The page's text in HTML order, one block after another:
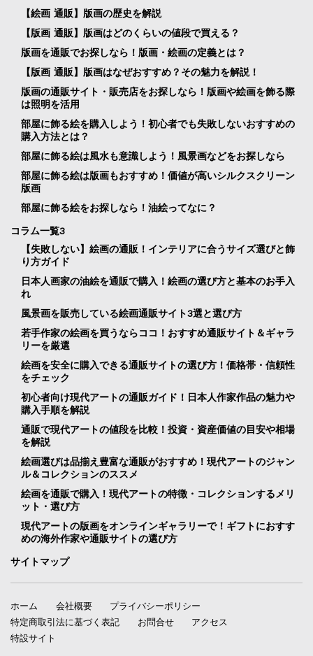
【絵画 通販】版画の歴史を解説
【版画 通販】版画はどのくらいの値段で買える？
版画を通販でお探しなら！版画・絵画の定義とは？
【版画 通販】版画はなぜおすすめ？その魅力を解説！
版画の通販サイト・販売店をお探しなら！版画や絵画を飾る際
は照明を活用
部屋に飾る絵を購入しよう！初心者でも失敗しないおすすめの
購入方法とは？
部屋に飾る絵は風水も意識しよう！風景画などをお探しなら
部屋に飾る絵は版画もおすすめ！価値が高いシルクスクリーン
版画
部屋に飾る絵をお探しなら！油絵ってなに？
コラム一覧3
【失敗しない】絵画の通販！インテリアに合うサイズ選びと飾
り方ガイド
日本人画家の油絵を通販で購入！絵画の選び方と基本のお手入
れ
風景画を販売している絵画通販サイト3選と選び方
若手作家の絵画を買うならココ！おすすめ通販サイト＆ギャラ
リーを厳選
絵画を安全に購入できる通販サイトの選び方！価格帯・信頼性
をチェック
初心者向け現代アートの通販ガイド！日本人作家作品の魅力や
購入手順を解説
通販で現代アートの値段を比較！投資・資産価値の目安や相場
を解説
絵画選びは品揃え豊富な通販がおすすめ！現代アートのジャン
ル＆コレクションのススメ
絵画を通販で購入！現代アートの特徴・コレクションするメリ
ット・選び方
現代アートの版画をオンラインギャラリーで！ギフトにおすす
めの海外作家や通販サイトの選び方
サイトマップ
ホーム 会社概要
プライバシーポリシー
特定商取引法に基づく表記
お問合せ
アクセス
特設サイト